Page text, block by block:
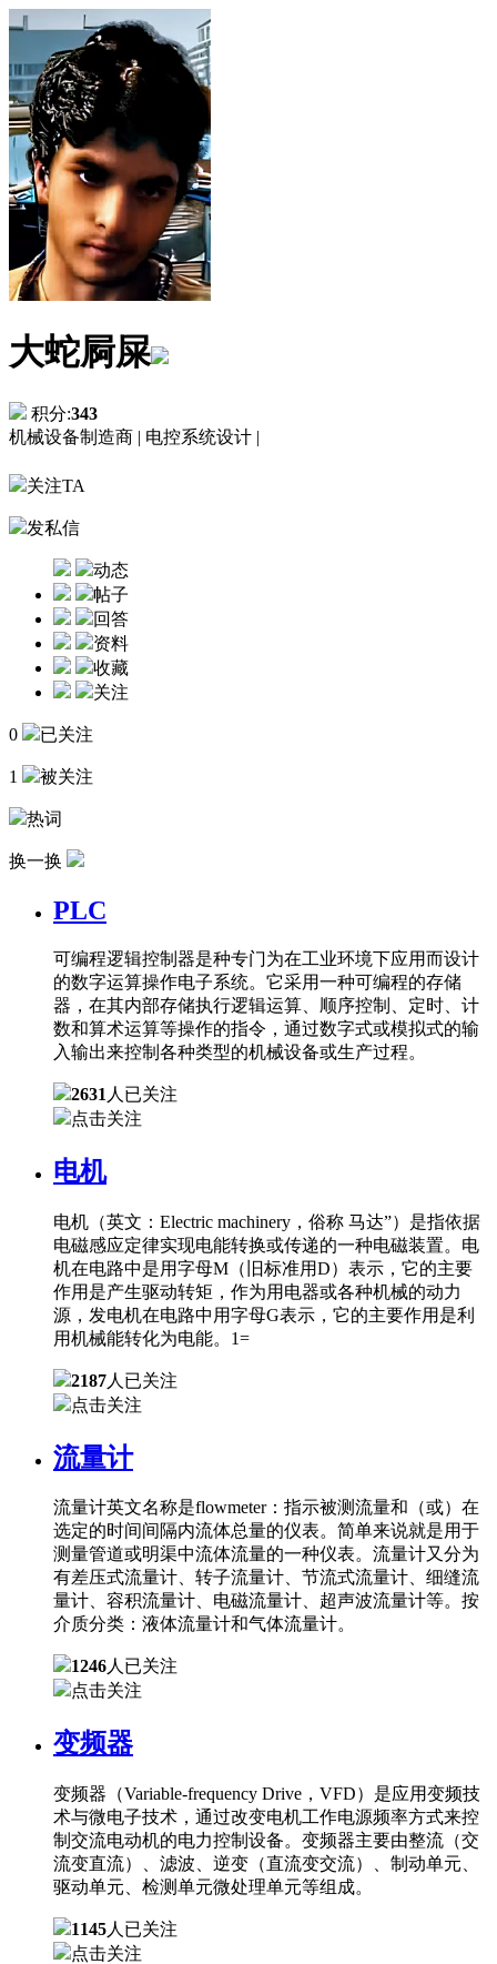
大蛇屙屎
积分:343
机械设备制造商 | 电控系统设计 |
关注TA
发私信
动态
帖子
回答
资料
收藏
关注
0 已关注
1 被关注
热词
换一换
PLC
可编程逻辑控制器是种专门为在工业环境下应用而设计
的数字运算操作电子系统。它采用一种可编程的存储
器，在其内部存储执行逻辑运算、顺序控制、定时、计
数和算术运算等操作的指令，通过数字式或模拟式的输
入输出来控制各种类型的机械设备或生产过程。
2631 人已关注
点击关注
电机
电机（英文：Electric machinery，俗称 马达”）是指依据
电磁感应定律实现电能转换或传递的一种电磁装置。电
机在电路中是用字母M（旧标准用D）表示，它的主要
作用是产生驱动转矩，作为用电器或各种机械的动力
源，发电机在电路中用字母G表示，它的主要作用是利
用机械能转化为电能。1=
2187人已关注
点击关注
流量计
流量计英文名称是flowmeter：指示被测流量和（或）在
选定的时间间隔内流体总量的仪表。简单来说就是用于
测量管道或明渠中流体流量的一种仪表。流量计又分为
有差压式流量计、转子流量计、节流式流量计、细缝流
量计、容积流量计、电磁流量计、超声波流量计等。按
介质分类：液体流量计和气体流量计。
1246人已关注
点击关注
变频器
变频器（Variable-frequency Drive，VFD）是应用变频技
术与微电子技术，通过改变电机工作电源频率方式来控
制交流电动机的电力控制设备。变频器主要由整流（交
流变直流）、滤波、逆变（直流变交流）、制动单元、
驱动单元、检测单元微处理单元等组成。
1145人已关注
点击关注